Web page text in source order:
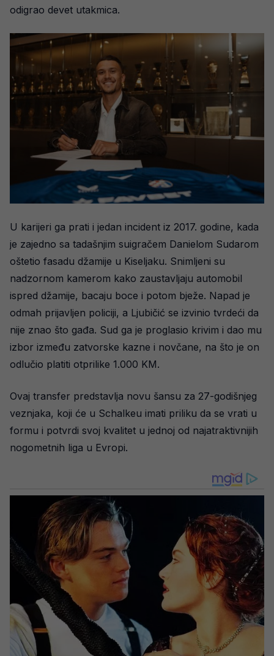
odigrao devet utakmica.
U karijeri ga prati i jedan incident iz 2017. godine, kada
je zajedno sa tadašnjim suigračem Danielom Sudarom
oštetio fasadu džamije u Kiseljaku. Snimljeni su
nadzornom kamerom kako zaustavljaju automobil
ispred džamije, bacaju boce i potom bježe. Napad je
odmah prijavljen policiji, a Ljubičić se izvinio tvrdeći da
nije znao što gađa. Sud ga je proglasio krivim i dao mu
izbor između zatvorske kazne i novčane, na što je on
odlučio platiti otprilike 1.000 KM.
Ovaj transfer predstavlja novu šansu za 27-godišnjeg
veznjaka, koji će u Schalkeu imati priliku da se vrati u
formu i potvrdi svoj kvalitet u jednoj od najatraktivnijih
nogometnih liga u Evropi.